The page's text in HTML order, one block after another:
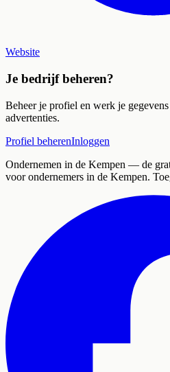
Website
Je bedrijf beheren?
Beheer je profiel en werk je
advertenties.
Profiel beherenInloggen
Ondernemen in de Kempen — de
voor ondernemers in de Kempen.